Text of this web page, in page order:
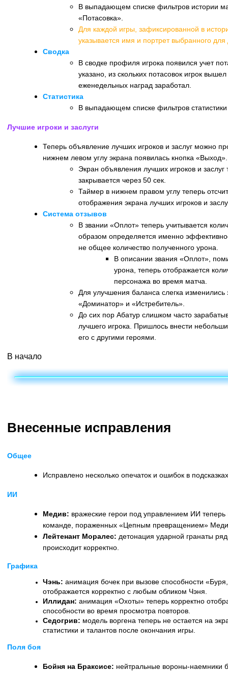
В выпадающем списке фильтров истории
«Потасовка».
Для каждой игры, зафиксированной в
указывается имя и портрет выбранного для
Сводка
В сводке профиля игрока появился учет
указано, из скольких потасовок игрок
еженедельных наград заработал.
Статистика
В выпадающем списке фильтров
Лучшие игроки и заслуги
Теперь объявление лучших игроков и заслуг можно
нижнем левом углу экрана появилась кнопка «Выход».
Экран объявления лучших игроков и заслуг
закрывается через 50 сек.
Таймер в нижнем правом углу теперь
отображения экрана лучших игроков и
Система отзывов
В звании «Оплот» теперь учитывается
образом определяется именно
не общее количество полученного урона.
В описании звания «Оплот»,
урона, теперь отображается
персонажа во время матча.
Для улучшения баланса слегка изменились
«Доминатор» и «Истребитель».
До сих пор Абатур слишком часто
лучшего игрока. Пришлось внести
его с другими героями.
В начало
Внесенные исправления
Общее
Исправлено несколько опечаток и ошибок в
ИИ
Медив: вражеские герои под управлением ИИ
команде, пораженных «Цепным превращением»
Лейтенант Моралес: детонация ударной гранаты
происходит корректно.
Графика
Чэнь: анимация бочек при вызове способности
отображается корректно с любым обликом Чэня.
Иллидан: анимация «Охоты» теперь корректно
способности во время просмотра повторов.
Седогрив: модель воргена теперь не остается на
статистики и талантов после окончания игры.
Поля боя
Бойня на Браксисе: нейтральные вороны-наемники